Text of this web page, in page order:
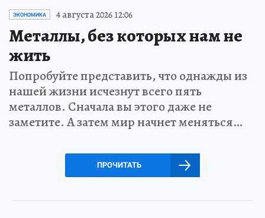
ЭКОНОМИКА 4 августа 2026 12:06
Металлы, без которых нам не
жить
Попробуйте представить, что однажды из
нашей жизни исчезнут всего пять
металлов. Сначала вы этого даже не
заметите. А затем мир начнет меняться…
ПРОЧИТАТЬ